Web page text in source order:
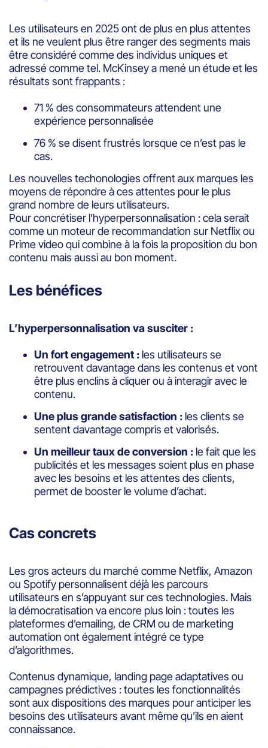
Les utilisateurs en 2025 ont de plus en plus attentes
et ils ne veulent plus être ranger des segments mais
être considéré comme des individus uniques et
adressé comme tel. McKinsey a mené un étude et les
résultats sont frappants :
71 % des consommateurs attendent une
expérience personnalisée
76 % se disent frustrés lorsque ce n’est pas le
cas.
Les nouvelles techonologies offrent aux marques les
moyens de répondre à ces attentes pour le plus
grand nombre de leurs utilisateurs.
Pour concrétiser l’hyperpersonnalisation : cela serait
comme un moteur de recommandation sur Netflix ou
Prime video qui combine à la fois la proposition du bon
contenu mais aussi au bon moment.
Les bénéfices
L’hyperpersonnalisation va susciter :
Un fort engagement : les utilisateurs se
retrouvent davantage dans les contenus et vont
être plus enclins à cliquer ou à interagir avec le
contenu.
Une plus grande satisfaction : les clients se
sentent davantage compris et valorisés.
Un meilleur taux de conversion : le fait que les
publicités et les messages soient plus en phase
avec les besoins et les attentes des clients,
permet de booster le volume d’achat.
Cas concrets
Les gros acteurs du marché comme Netflix, Amazon
ou Spotify personnalisent déjà les parcours
utilisateurs en s’appuyant sur ces technologies. Mais
la démocratisation va encore plus loin : toutes les
plateformes d’emailing, de CRM ou de marketing
automation ont également intégré ce type
d’algorithmes.
Contenus dynamique, landing page adaptatives ou
campagnes prédictives : toutes les fonctionnalités
sont aux dispositions des marques pour anticiper les
besoins des utilisateurs avant même qu’ils en aient
connaissance.